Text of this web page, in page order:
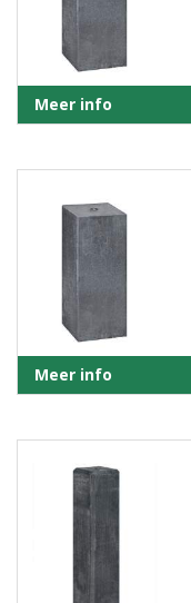
Meer info
Meer info